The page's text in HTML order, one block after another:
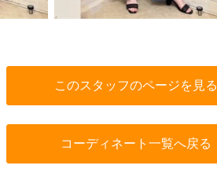
このスタッフのページを見る
コーディネート一覧へ戻る